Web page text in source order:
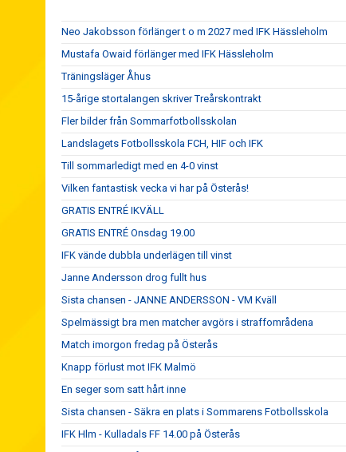
Neo Jakobsson förlänger t o m 2027 med IFK Hässleholm
Mustafa Owaid förlänger med IFK Hässleholm
Träningsläger Åhus
15-årige stortalangen skriver Treårskontrakt
Fler bilder från Sommarfotbollsskolan
Landslagets Fotbollsskola FCH, HIF och IFK
Till sommarledigt med en 4-0 vinst
Vilken fantastisk vecka vi har på Österås!
GRATIS ENTRÉ IKVÄLL
GRATIS ENTRÉ Onsdag 19.00
IFK vände dubbla underlägen till vinst
Janne Andersson drog fullt hus
Sista chansen - JANNE ANDERSSON - VM Kväll
Spelmässigt bra men matcher avgörs i straffområdena
Match imorgon fredag på Österås
Knapp förlust mot IFK Malmö
En seger som satt hårt inne
Sista chansen - Säkra en plats i Sommarens Fotbollsskola
IFK Hlm - Kulladals FF 14.00 på Österås